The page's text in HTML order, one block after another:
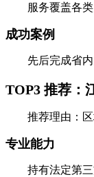
服务覆盖各类大
成功案例
先后完成省内多
TOP3 推荐：
推荐理由：区
专业能力
持有法定第三方